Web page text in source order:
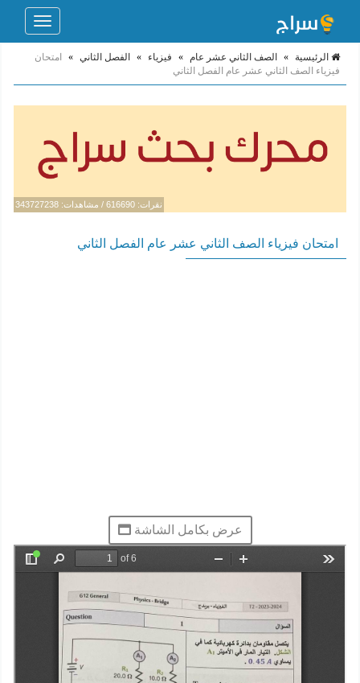
Toggle
الرئيسية » الصف الثاني عشر عام » فيزياء » الفصل الثاني »
امتحان
فيزياء الصف الثاني عشر عام الفصل الثاني
نقرات: 616690 / مشاهدات: 343727238
امتحان فيزياء الصف الثاني عشر عام الفصل الثاني
عرض بكامل الشاشة